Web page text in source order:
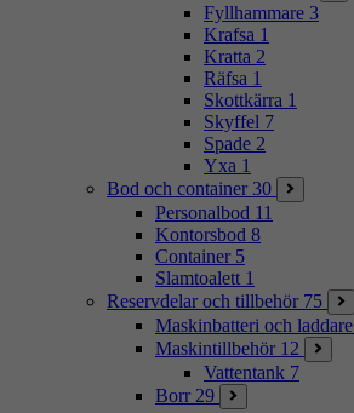
Fyllhammare 3
Krafsa 1
Kratta 2
Räfsa 1
Skottkärra 1
Skyffel 7
Spade 2
Yxa 1
Bod och container 30
Personalbod 11
Kontorsbod 8
Container 5
Slamtoalett 1
Reservdelar och tillbehör 75
Maskinbatteri och laddare
Maskintillbehör 12
Vattentank 7
Borr 29